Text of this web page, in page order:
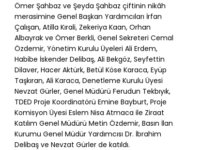
Ömer Şahbaz ve Şeyda Şahbaz çiftinin nikâh
merasimine Genel Başkan Yardımcıları İrfan
Çalışan, Atilla Kırali, Zekeriya Kaan, Orhan
Albayrak ve Ömer Berkli, Genel Sekreteri Cemal
Özdemir, Yönetim Kurulu Üyeleri Ali Erdem,
Habibe İskender Delibaş, Ali Bekgöz, Seyfettin
Dilaver, Hacer Aktürk, Betül Köse Karaca, Eyüp
Taşkıran, Ali Karaca, Denetleme Kurulu Üyesi
Nevzat Gürler, Genel Müdürü Ferudun Tekbıyık,
TDED Proje Koordinatörü Emine Bayburt, Proje
Komisyon Üyesi Eslem Nisa Atmaca ile Ziraat
Katılım Genel Müdürü Metin Özdemir, Basın İlan
Kurumu Genel Müdür Yardımcısı Dr. İbrahim
Delibaş ve Nevzat Gürler de katıldı.